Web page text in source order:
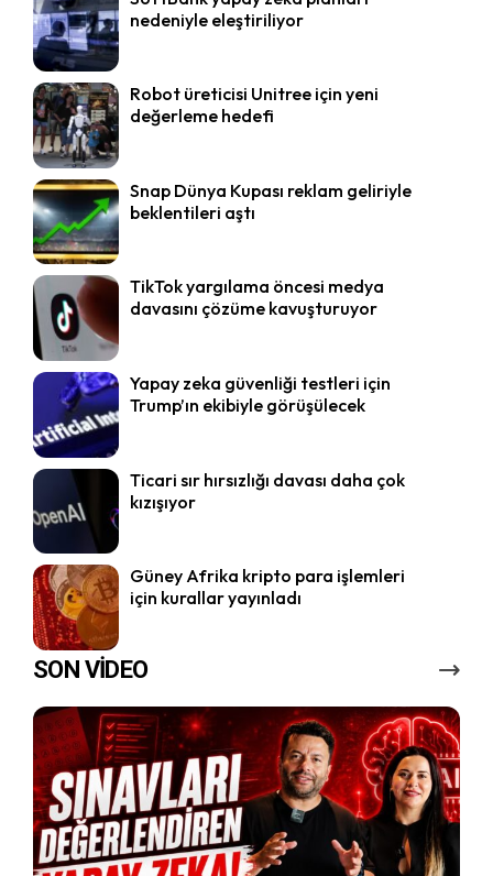
nedeniyle eleştiriliyor
Robot üreticisi Unitree için yeni
değerleme hedefi
Snap Dünya Kupası reklam geliriyle
beklentileri aştı
TikTok yargılama öncesi medya
davasını çözüme kavuşturuyor
Yapay zeka güvenliği testleri için
Trump’ın ekibiyle görüşülecek
Ticari sır hırsızlığı davası daha çok
kızışıyor
Güney Afrika kripto para işlemleri
için kurallar yayınladı
SON VİDEO